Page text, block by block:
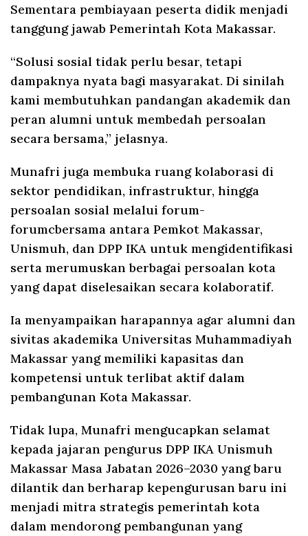
Sementara pembiayaan peserta didik menjadi
tanggung jawab Pemerintah Kota Makassar.
“Solusi sosial tidak perlu besar, tetapi
dampaknya nyata bagi masyarakat. Di sinilah
kami membutuhkan pandangan akademik dan
peran alumni untuk membedah persoalan
secara bersama,” jelasnya.
Munafri juga membuka ruang kolaborasi di
sektor pendidikan, infrastruktur, hingga
persoalan sosial melalui forum-
forumcbersama antara Pemkot Makassar,
Unismuh, dan DPP IKA untuk mengidentifikasi
serta merumuskan berbagai persoalan kota
yang dapat diselesaikan secara kolaboratif.
Ia menyampaikan harapannya agar alumni dan
sivitas akademika Universitas Muhammadiyah
Makassar yang memiliki kapasitas dan
kompetensi untuk terlibat aktif dalam
pembangunan Kota Makassar.
Tidak lupa, Munafri mengucapkan selamat
kepada jajaran pengurus DPP IKA Unismuh
Makassar Masa Jabatan 2026–2030 yang baru
dilantik dan berharap kepengurusan baru ini
menjadi mitra strategis pemerintah kota
dalam mendorong pembangunan yang